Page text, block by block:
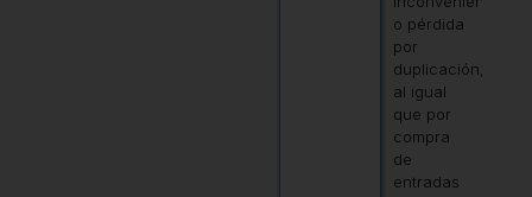
o pérdida
por
duplicación,
al igual
que por
compra
de
entradas